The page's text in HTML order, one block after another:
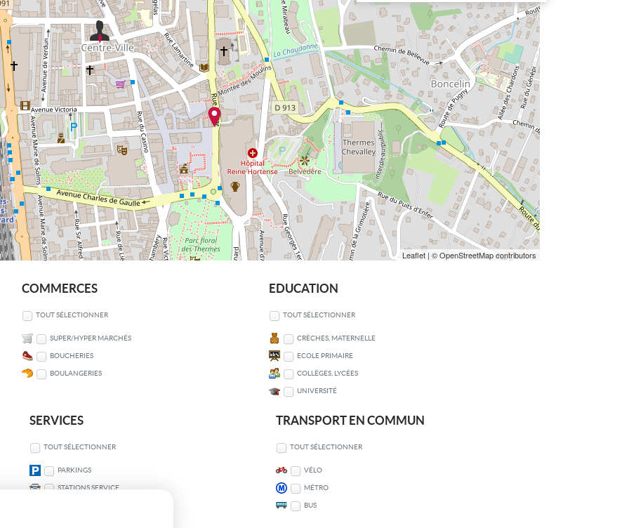
Leaflet | © OpenStreetMap contributors
COMMERCES
TOUT SÉLECTIONNER
SUPER/HYPER MARCHÉS
BOUCHERIES
BOULANGERIES
EDUCATION
TOUT SÉLECTIONNER
CRÈCHES, MATERNELLE
ECOLE PRIMAIRE
COLLÈGES, LYCÉES
UNIVERSITÉ
SERVICES
TOUT SÉLECTIONNER
PARKINGS
STATIONS SERVICE
TRANSPORT EN COMMUN
TOUT SÉLECTIONNER
VÉLO
MÉTRO
BUS